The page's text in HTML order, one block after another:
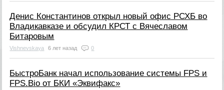
Денис Константинов открыл новый офис РСХБ во
Владикавказе и обсудил КРСТ с Вячеславом
Битаровым
Vishnevskaya 6 лет назад 0
БыстроБанк начал использование системы FPS и
FPS.Bio от БКИ «Эквифакс»